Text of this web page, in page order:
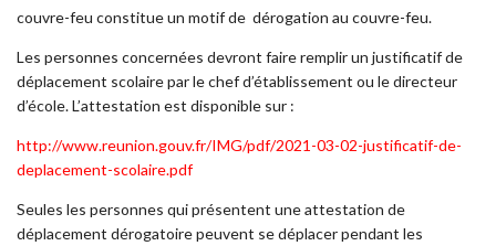
couvre-feu constitue un motif de dérogation au couvre-feu.
Les personnes concernées devront faire remplir un justificatif de
déplacement scolaire par le chef d’établissement ou le directeur
d’école. L’attestation est disponible sur :
http://www.reunion.gouv.fr/IMG/pdf/2021-03-02-justificatif-de-
deplacement-scolaire.pdf
Seules les personnes qui présentent une attestation de
déplacement dérogatoire peuvent se déplacer pendant les